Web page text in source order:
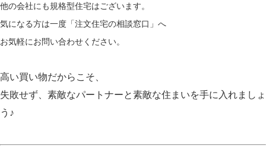
他の会社にも規格型住宅はございます。
気になる方は一度「注文住宅の相談窓口 」へ
お気軽にお問い合わせください。
高い買い物だからこそ、
失敗せず、素敵なパートナーと素敵な住まいを手に入れましょ
う♪